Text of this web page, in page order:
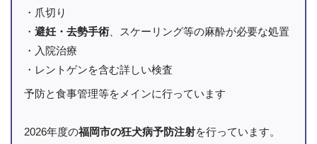
・爪切り
・ 避妊・去勢手術、スケーリング等の麻酔が必要な処置
・入院治療
・レントゲンを含む詳しい検査
予防と食事管理等をメインに行っています
2026年度の福岡市の狂犬病予防注射を行っています。